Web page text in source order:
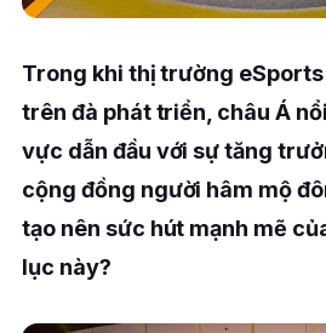
Trong khi thị trường
trên đà phát triển, châu Á
vực dẫn đầu với sự tăng
cộng đồng người hâm mộ
tạo nên sức hút mạnh mẽ
lục này?